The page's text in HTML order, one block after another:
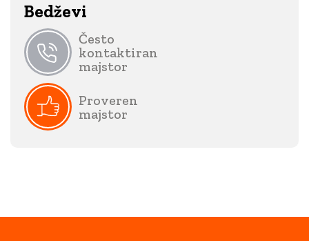
Bedževi
Često
kontaktiran
majstor
Proveren
majstor